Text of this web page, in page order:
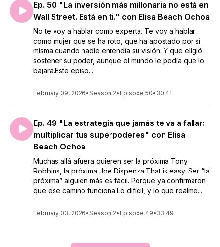
Ep. 50 "La inversión más millonaria no está en
Wall Street. Está en ti." con Elisa Beach Ochoa
No te voy a hablar como experta. Te voy a hablar
como mujer que se ha roto, que ha apostado por sí
misma cuando nadie entendía su visión. Y que eligió
sostener su poder, aunque el mundo le pedía que lo
bajara.Este episo...
February 09, 2026•Season 2• Episode 50• 30:41
Ep. 49 "La estrategia que jamás te va a fallar:
multiplicar tus superpoderes" con Elisa
Beach Ochoa
Muchas allá afuera quieren ser la próxima Tony
Robbins, la próxima Joe Dispenza.That is easy. Ser “la
próxima” alguien más es fácil. Porque ya confirmaron
que ese camino funciona.Lo difícil, y lo que realme...
February 03, 2026•Season 2• Episode 49• 33:49